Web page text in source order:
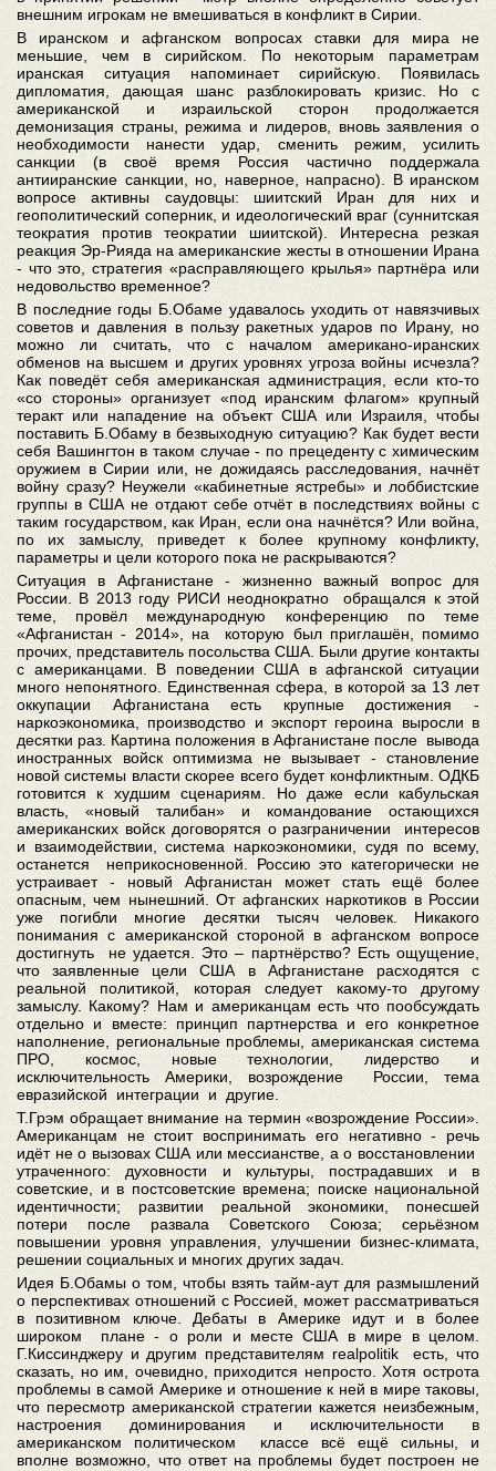
внешним игрокам не вмешиваться в конфликт в Сирии.
В иранском и афганском вопросах ставки для мира не
меньшие, чем в сирийском. По некоторым параметрам
иранская ситуация напоминает сирийскую. Появилась
дипломатия, дающая шанс разблокировать кризис. Но с
американской и израильской сторон продолжается
демонизация страны, режима и лидеров, вновь заявления о
необходимости нанести удар, сменить режим, усилить
санкции (в своё время Россия частично поддержала
антииранские санкции, но, наверное, напрасно). В иранском
вопросе активны саудовцы: шиитский Иран для них и
геополитический соперник, и идеологический враг (суннитская
теократия против теократии шиитской). Интересна резкая
реакция Эр-Рияда на американские жесты в отношении Ирана
- что это, стратегия «расправляющего крылья» партнёра или
недовольство временное?
В последние годы Б.Обаме удавалось уходить от навязчивых
советов и давления в пользу ракетных ударов по Ирану, но
можно ли считать, что с началом американо-иранских
обменов на высшем и других уровнях угроза войны исчезла?
Как поведёт себя американская администрация, если кто-то
«со стороны» организует «под иранским флагом» крупный
теракт или нападение на объект США или Израиля, чтобы
поставить Б.Обаму в безвыходную ситуацию? Как будет вести
себя Вашингтон в таком случае - по прецеденту с химическим
оружием в Сирии или, не дожидаясь расследования, начнёт
войну сразу? Неужели «кабинетные ястребы» и лоббистские
группы в США не отдают себе отчёт в последствиях войны с
таким государством, как Иран, если она начнётся? Или война,
по их замыслу, приведет к более крупному конфликту,
параметры и цели которого пока не раскрываются?
Ситуация в Афганистане - жизненно важный вопрос для
России. В 2013 году РИСИ неоднократно обращался к этой
теме, провёл международную конференцию по теме
«Афганистан - 2014», на которую был приглашён, помимо
прочих, представитель посольства США. Были другие контакты
с американцами. В поведении США в афганской ситуации
много непонятного. Единственная сфера, в которой за 13 лет
оккупации Афганистана есть крупные достижения -
наркоэкономика, производство и экспорт героина выросли в
десятки раз. Картина положения в Афганистане после вывода
иностранных войск оптимизма не вызывает - становление
новой системы власти скорее всего будет конфликтным. ОДКБ
готовится к худшим сценариям. Но даже если кабульская
власть, «новый талибан» и командование остающихся
американских войск договорятся о разграничении интересов
и взаимодействии, система наркоэкономики, судя по всему,
останется неприкосновенной. Россию это категорически не
устраивает - новый Афганистан может стать ещё более
опасным, чем нынешний. От афганских наркотиков в России
уже погибли многие десятки тысяч человек. Никакого
понимания с американской стороной в афганском вопросе
достигнуть не удается. Это – партнёрство? Есть ощущение,
что заявленные цели США в Афганистане расходятся с
реальной политикой, которая следует какому-то другому
замыслу. Какому? Нам и американцам есть что пообсуждать
отдельно и вместе: принцип партнерства и его конкретное
наполнение, региональные проблемы, американская система
ПРО, космос, новые технологии, лидерство и
исключительность Америки, возрождение России, тема
евразийской интеграции и другие.
Т.Грэм обращает внимание на термин «возрождение России».
Американцам не стоит воспринимать его негативно - речь
идёт не о вызовах США или мессианстве, а о восстановлении
утраченного: духовности и культуры, пострадавших и в
советские, и в постсоветские времена; поиске национальной
идентичности; развитии реальной экономики, понесшей
потери после развала Советского Союза; серьёзном
повышении уровня управления, улучшении бизнес-климата,
решении социальных и многих других задач.
Идея Б.Обамы о том, чтобы взять тайм-аут для размышлений
о перспективах отношений с Россией, может рассматриваться
в позитивном ключе. Дебаты в Америке идут и в более
широком плане - о роли и месте США в мире в целом.
Г.Киссинджеру и другим представителям realpolitik есть, что
сказать, но им, очевидно, приходится непросто. Хотя острота
проблемы в самой Америке и отношение к ней в мире таковы,
что пересмотр американской стратегии кажется неизбежным,
настроения доминирования и исключительности в
американском политическом классе всё ещё сильны, и
вполне возможно, что ответ на проблемы будет построен не